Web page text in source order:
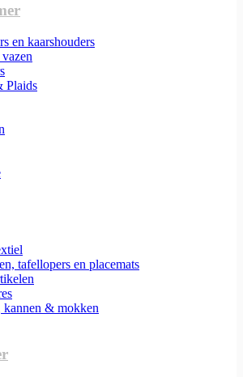
en kaarshouders
Plaids
tafellopers en placemats
kannen & mokken